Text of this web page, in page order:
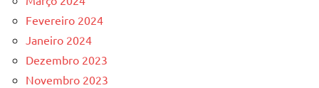
Fevereiro 2024
Janeiro 2024
Dezembro 2023
Novembro 2023